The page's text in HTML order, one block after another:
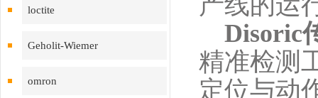
loctite
Geholit-Wiemer
omron
Disoric
精准检测
定位与动